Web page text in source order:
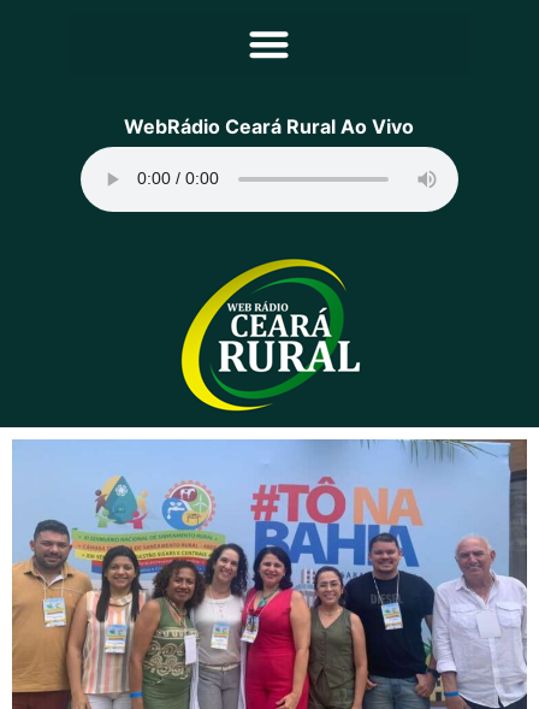
Principal
Programação
Equipe
Contato
Sobre
WebRádio Ceará Rural Ao Vivo